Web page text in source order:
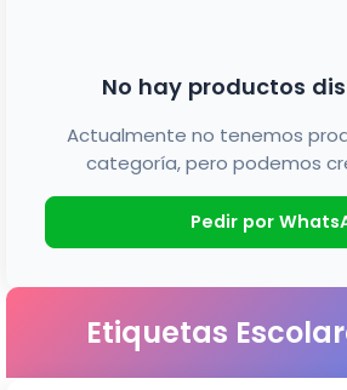
No hay productos
Actualmente no tenemos
categoría, pero podemos
Pedir por
Etiquetas